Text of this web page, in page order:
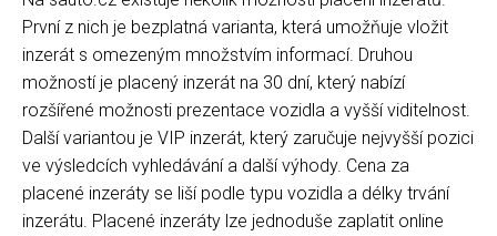
První z nich je bezplatná varianta, která umožňuje vložit
inzerát s omezeným množstvím informací. Druhou
možností je placený inzerát na 30 dní, který nabízí
rozšířené možnosti prezentace vozidla a vyšší viditelnost.
Další variantou je VIP inzerát, který zaručuje nejvyšší pozici
ve výsledcích vyhledávání a další výhody. Cena za
placené inzeráty se liší podle typu vozidla a délky trvání
inzerátu. Placené inzeráty lze jednoduše zaplatit online